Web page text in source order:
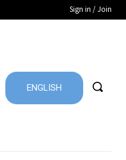
Sign in / Join
ENGLISH